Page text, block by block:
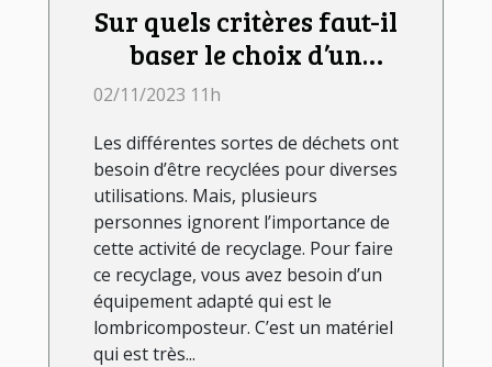
Sur quels critères faut-il
baser le choix d’un
lombricomposteur ?
02/11/2023 11h
Les différentes sortes de déchets ont
besoin d’être recyclées pour diverses
utilisations. Mais, plusieurs
personnes ignorent l’importance de
cette activité de recyclage. Pour faire
ce recyclage, vous avez besoin d’un
équipement adapté qui est le
lombricomposteur. C’est un matériel
qui est très...